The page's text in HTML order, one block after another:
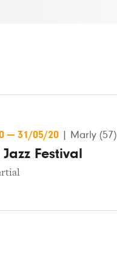
— 31/05/20 Marly (57)
Festival